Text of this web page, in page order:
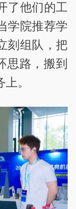
了他们的工
学院推荐学
刻组队，把
路，搬到
。